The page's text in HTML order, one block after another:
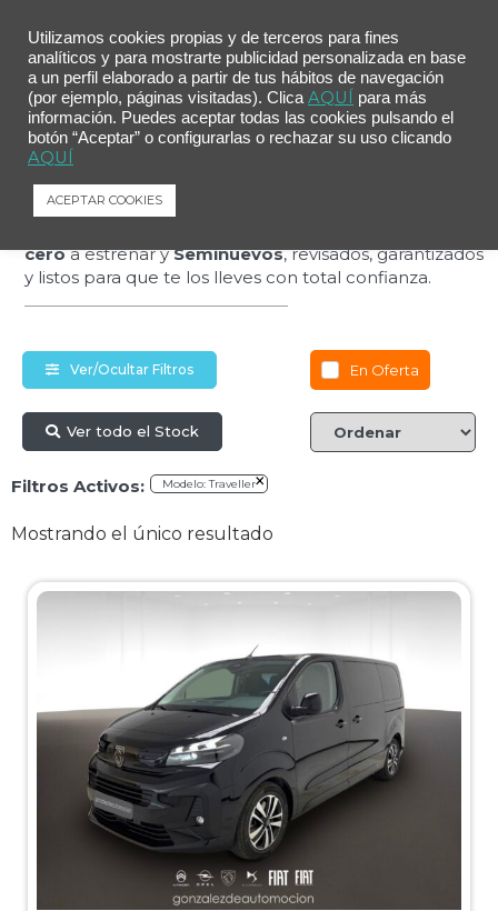
Estrena más por
menos
ceroa estrenar ySeminuevos, revisados, garantizados
y listos para que te los lleves con total confianza.
Ver/Ocultar Filtros En Oferta
Ver todo el Stock
Filtros Activos: Modelo: Traveller×
Mostrando el único resultado
Utilizamos cookies propias y de terceros para fines
analíticos y para mostrarte publicidad personalizada en base
a un perfil elaborado a partir de tus hábitos de navegación
(por ejemplo, páginas visitadas). Clica AQUÍ para más
información. Puedes aceptar todas las cookies pulsando el
botón “Aceptar” o configurarlas o rechazar su uso clicando
AQUÍ
ACEPTAR COOKIES